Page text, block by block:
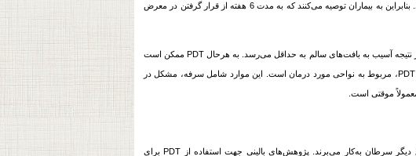
سدیم پورفیمر پوست و چشم را برای تقریبا 6 هفته بعد از درمان به نور حساس می‌کند. بنابراین به بیماران توصیه می‌کنند که به مدت 6 هفته از قرار گرفتن در معرض
عامل حساس به نور در داخل تومور جمع و نور فعال کننده بر تومور متمرکز می‌شود. در نتیجه آسیب به بافت‌های سالم به حداقل می‌رسد. به هرحال PDT ممكن است
باعث سوختگی، تورم، درد، و لک در بافت‌های سالم بدن شود . از ديگر عوارض جانبی PDT، مربوط به نواحی مورد درمان است. این موارد شامل سرفه، مشکل در
موقتی است.
سرطان به‌کار می‌برند. پژوهش‌های بالینی جهت استفاده از PDT برای